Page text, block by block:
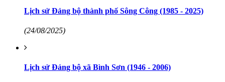
Lịch sử Đảng bộ thành phố Sông Công (1985 - 2025)
(24/08/2025)
Lịch sử Đảng bộ xã Bình Sơn (1946 - 2006)